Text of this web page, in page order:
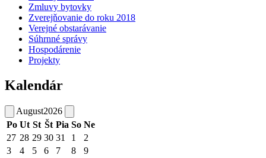
Zmluvy bytovky
Zverejňovanie do roku 2018
Verejné obstarávanie
Súhrnné správy
Hospodárenie
Projekty
Kalendár
August2026
Po Ut St Št Pia So Ne
27 28 29 30 31 1
2
3
4 5 6 7 8
9